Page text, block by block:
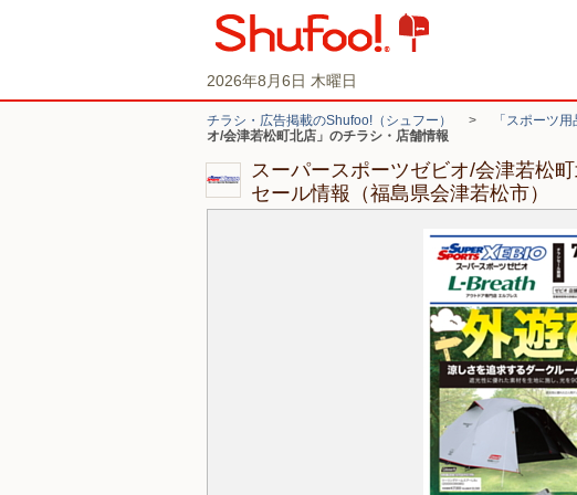
2026年8月6日 木曜日
チラシ・広告掲載のShufoo!（シュフー） > 「スポーツ
オ/会津若松町北店」のチラシ・店舗情報
スーパースポーツゼビオ/会津若松町
セール情報（福島県会津若松市）